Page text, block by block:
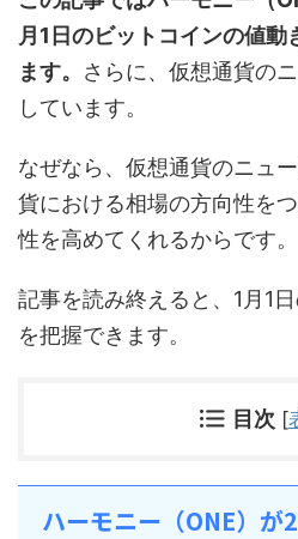
月1日のビットコインの値
ます。 さらに、仮想通貨の
しています。
なぜなら、仮想通貨のニュ
貨における相場の方向性を
性を高めてくれるからです。
記事を読み終えると、1月1
を把握できます。
目次 [
ハーモニー（ONE）が